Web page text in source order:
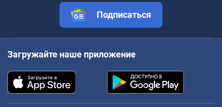
Подписаться
Загружайте наше приложение